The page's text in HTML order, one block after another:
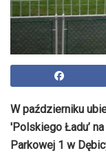
W październiku
'Polskiego Ładu’
Parkowej 1 w